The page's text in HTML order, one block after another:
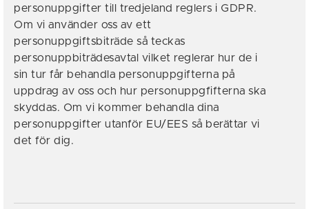
personuppgifter till tredjeland reglers i GDPR.
Om vi använder oss av ett
personuppgiftsbiträde så teckas
personuppbiträdesavtal vilket reglerar hur de i
sin tur får behandla personuppgifterna på
uppdrag av oss och hur personuppgfifterna ska
skyddas. Om vi kommer behandla dina
personuppgifter utanför EU/EES så berättar vi
det för dig.